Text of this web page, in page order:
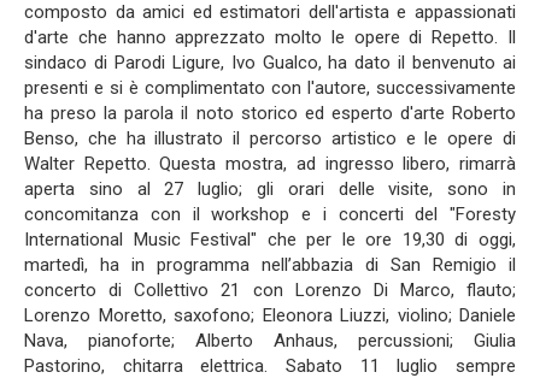
composto da amici ed estimatori dell'artista e appassionati
d'arte che hanno apprezzato molto le opere di Repetto. Il
sindaco di Parodi Ligure, Ivo Gualco, ha dato il benvenuto ai
presenti e si è complimentato con l'autore, successivamente
ha preso la parola il noto storico ed esperto d'arte Roberto
Benso, che ha illustrato il percorso artistico e le opere di
Walter Repetto. Questa mostra, ad ingresso libero, rimarrà
aperta sino al 27 luglio; gli orari delle visite, sono in
concomitanza con il workshop e i concerti del "Foresty
International Music Festival" che per le ore 19,30 di oggi,
martedì, ha in programma nell’abbazia di San Remigio il
concerto di Collettivo 21 con Lorenzo Di Marco, flauto;
Lorenzo Moretto, saxofono; Eleonora Liuzzi, violino; Daniele
Nava, pianoforte; Alberto Anhaus, percussioni; Giulia
Pastorino, chitarra elettrica. Sabato 11 luglio sempre